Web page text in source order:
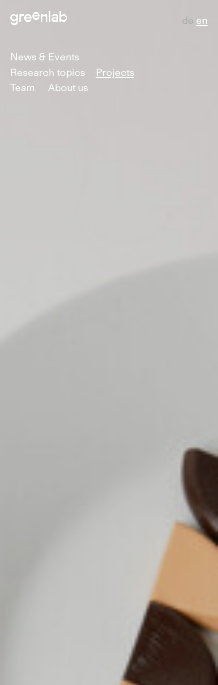
News & Events
Research topics
Projects
Team
About us
de en